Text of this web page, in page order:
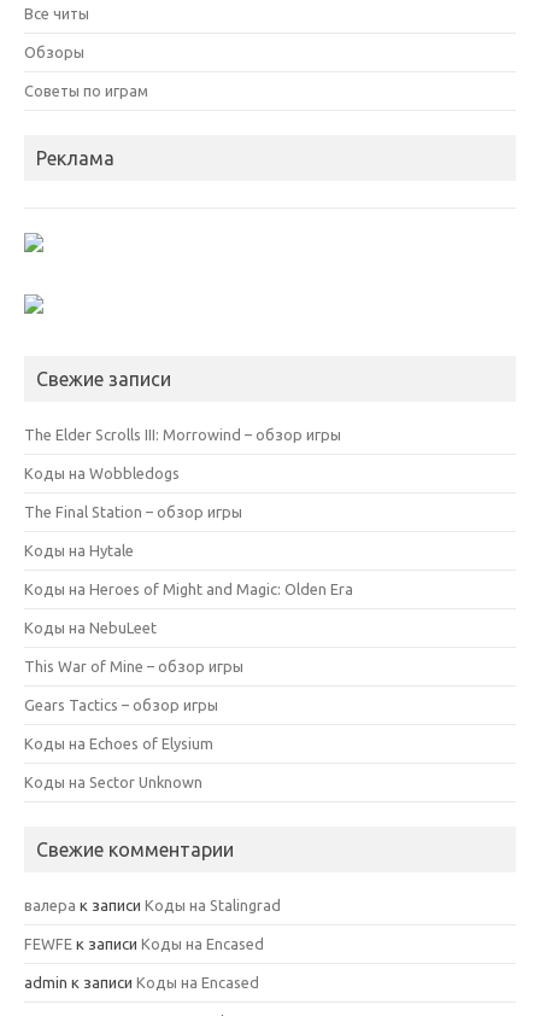
Все читы
Обзоры
Советы по играм
Реклама
Свежие записи
The Elder Scrolls III: Morrowind – обзор игры
Коды на Wobbledogs
The Final Station – обзор игры
Коды на Hytale
Коды на Heroes of Might and Magic: Olden Era
Коды на NebuLeet
This War of Mine – обзор игры
Gears Tactics – обзор игры
Коды на Echoes of Elysium
Коды на Sector Unknown
Свежие комментарии
валера к записи Коды на Stalingrad
FEWFE к записи Коды на Encased
admin к записи Коды на Encased